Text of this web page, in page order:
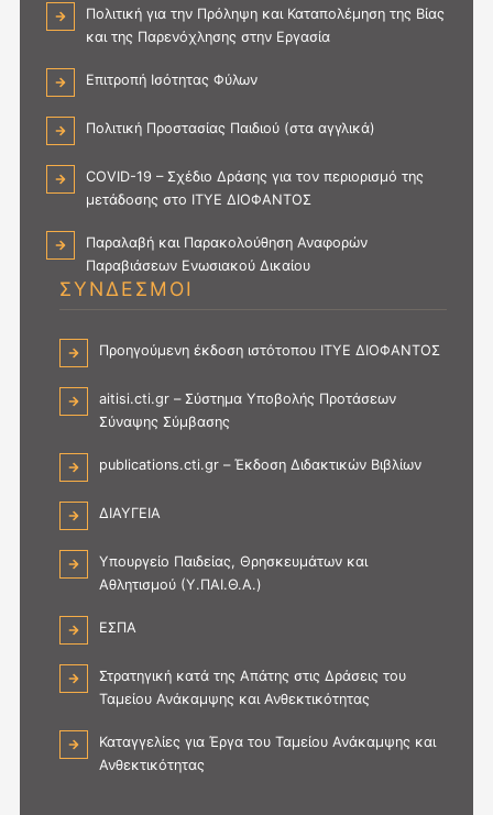
Πολιτική για την Πρόληψη και Καταπολέμηση της Βίας
και της Παρενόχλησης στην Εργασία
Επιτροπή Ισότητας Φύλων
Πολιτική Προστασίας Παιδιού (στα αγγλικά)
COVID-19 – Σχέδιο Δράσης για τον περιορισμό της
μετάδοσης στο ΙΤΥΕ ΔΙΟΦΑΝΤΟΣ
Παραλαβή και Παρακολούθηση Αναφορών
Παραβιάσεων Ενωσιακού Δικαίου
ΣΥΝΔΕΣΜΟΙ
Προηγούμενη έκδοση ιστότοπου ΙΤΥΕ ΔΙΟΦΑΝΤΟΣ
aitisi.cti.gr – Σύστημα Υποβολής Προτάσεων
Σύναψης Σύμβασης
publications.cti.gr – Έκδοση Διδακτικών Βιβλίων
ΔΙΑΥΓΕΙΑ
Υπουργείο Παιδείας, Θρησκευμάτων και
Αθλητισμού (Υ.ΠΑΙ.Θ.Α.)
ΕΣΠΑ
Στρατηγική κατά της Απάτης στις Δράσεις του
Ταμείου Ανάκαμψης και Ανθεκτικότητας
Καταγγελίες για Έργα του Ταμείου Ανάκαμψης και
Ανθεκτικότητας